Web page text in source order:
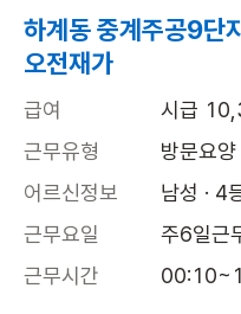
하계동 중계주공9단
오전재가
급여
시급
근무유형
방문요양
어르신정보
남성 · 4
근무요일
주6일근
근무시간